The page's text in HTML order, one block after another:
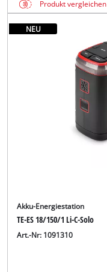
Produkt vergleichen
NEU
Akku-Energiestation
TE-ES 18/150/1 Li-C-Solo
Art.-Nr: 1091310